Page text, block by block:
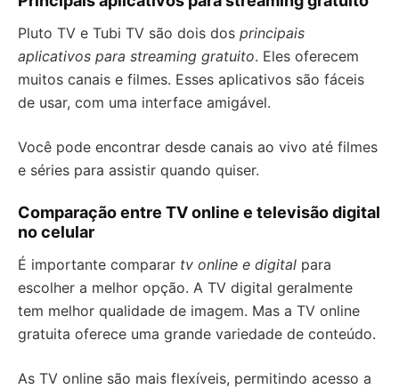
Pluto TV e Tubi TV são dois dos principais
aplicativos para streaming gratuito. Eles oferecem
muitos canais e filmes. Esses aplicativos são fáceis
de usar, com uma interface amigável.
Você pode encontrar desde canais ao vivo até filmes
e séries para assistir quando quiser.
Comparação entre TV online e televisão digital
no celular
É importante comparar tv online e digital para
escolher a melhor opção. A TV digital geralmente
tem melhor qualidade de imagem. Mas a TV online
gratuita oferece uma grande variedade de conteúdo.
As TV online são mais flexíveis, permitindo acesso a